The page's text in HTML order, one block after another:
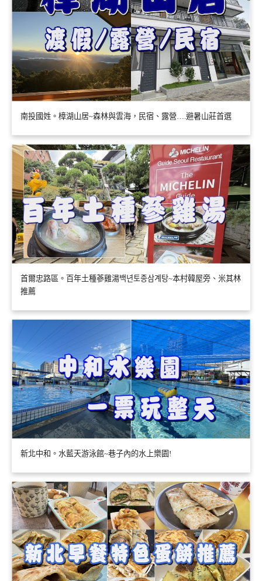
南投國姓。樟湖山居~森林與雲海，民宿、露營….避暑山莊首選
首爾忠路區。百年土種蔘雞湯백년토종삼계탕~本村韓屋旁、米其林
推薦
新北中和。水藍天游泳館~巷子內的水上樂園!